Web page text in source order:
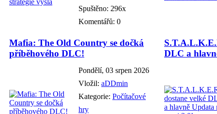
Spuštěno: 296x
Komentářů: 0
Mafia: The Old Country se dočká
příběhového DLC!
Pondělí, 03 srpen 2026
Vložil: aDDmin
Kategorie: Počítačové
hry
DLC a